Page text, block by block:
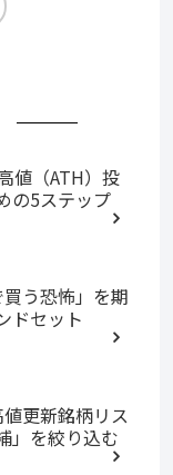
値（ATH）投
の5ステップ
買う恐怖」を期
ドセット
値更新銘柄リス
」を絞り込む